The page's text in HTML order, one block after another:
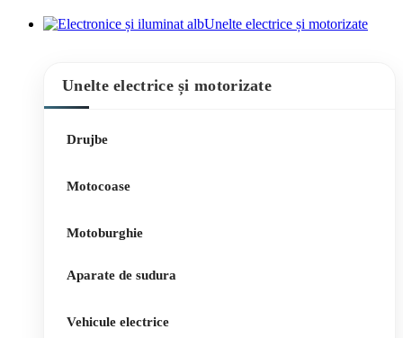
Unelte electrice și motorizate
Unelte electrice și motorizate
Drujbe
Motocoase
Motoburghie
Aparate de sudura
Vehicule electrice